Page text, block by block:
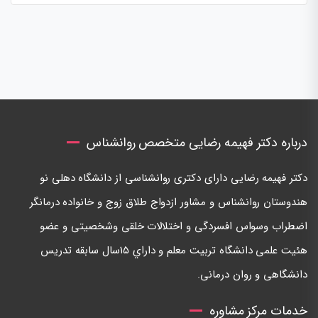
درباره دکتر فهیمه رضایی متخصص روانشناس
دكتر فهيمه رضايی دارای دكتری روانشناسی از دانشگاه دهلی نو
هندوستان روانشناس و مشاور ازدواج طلاق زوج و خانواده درمانگر
اضطراب وسواس افسردگی و اختلالات خلقی وشخصيتی و عضو
هئيت علمی دانشگاه تربيت معلم و داراي ١٥سال سابقه تدريس
دانشگاهی و روان درمانی.
خدمات مرکز مشاوره